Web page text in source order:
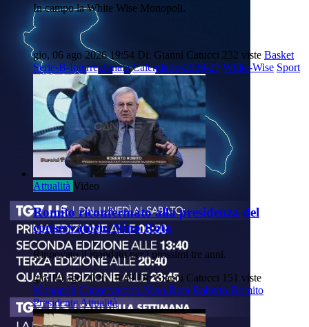
In campo la White Wise Monopoli.
gio, 06 ago 2026 19:54 Di: Gianni Catucci 232 viste Basket
Serie-B-Interregionale Calendario-2026-27 White-Wise Sport
Attualità Video
Romito riconfermato alla presidenza del
conservatorio Nino Rota
Rinnovato il mandato per i prossimi tre anni.
gio, 06 ago 2026 19:49 Di: Gianni Catucci 151 viste
Monopoli Conservatorio-Nino-Rota Roberto-Romito
PresidenteAttualità